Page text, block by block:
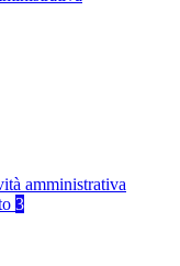
amministrativa
3